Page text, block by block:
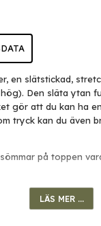
en slätstickad,
hög). Den släta ytan
gör att du kan ha
tryck kan du även
på toppen
8% spandex.
LÄS MER ...